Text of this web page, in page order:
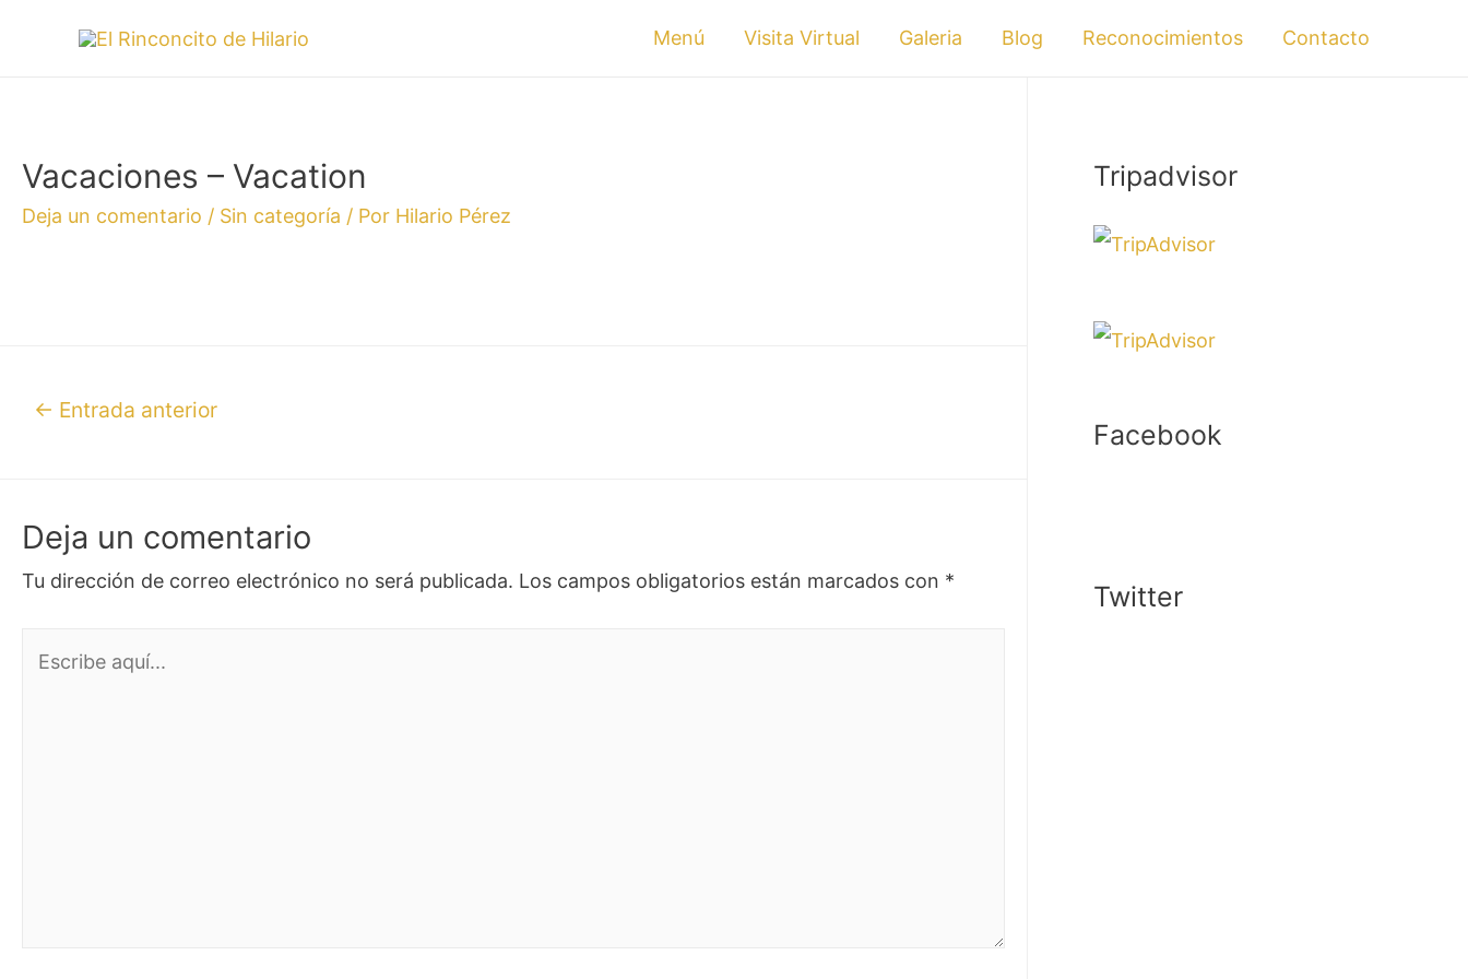
Menú Visita Virtual Galeria Blog Reconocimientos Contacto
Vacaciones – Vacation
Deja un comentario / Sin categoría / Por Hilario Pérez
← Entrada anterior
Deja un comentario
Tu dirección de correo electrónico no será publicada. Los campos obligatorios están marcados con *
Tripadvisor
Facebook
Twitter